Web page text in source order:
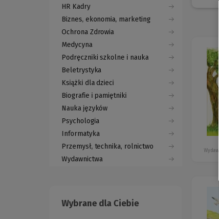
HR Kadry
Biznes, ekonomia, marketing
Ochrona Zdrowia
Medycyna
Podręczniki szkolne i nauka
Beletrystyka
Książki dla dzieci
Biografie i pamiętniki
Nauka języków
Psychologia
Informatyka
Przemysł, technika, rolnictwo
Wydawnictwa
Wybrane dla Ciebie